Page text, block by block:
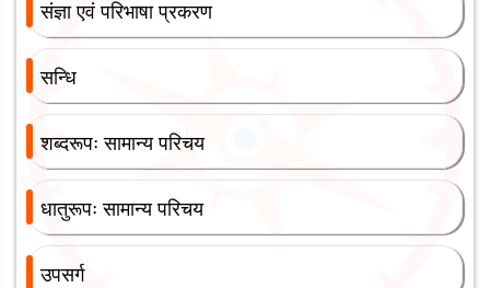
संज्ञा एवं परिभाषा प्रकरण
सन्धि
शब्दरूपः सामान्य परिचय
धातुरूपः सामान्य परिचय
उपसर्ग